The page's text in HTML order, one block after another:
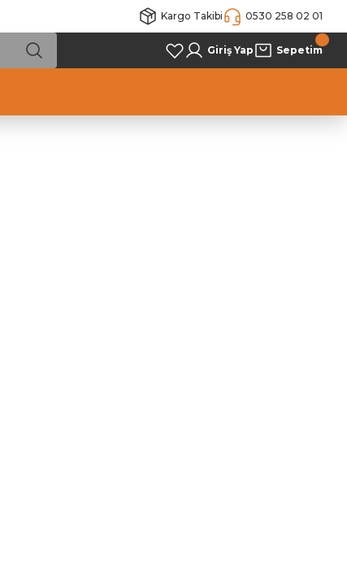
Kargo Takibi 0530 258 02 01
Giriş Yap Sepetim